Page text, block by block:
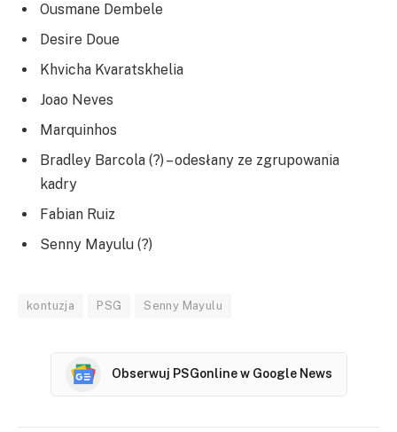
Ousmane Dembele
Desire Doue
Khvicha Kvaratskhelia
Joao Neves
Marquinhos
Bradley Barcola (?) – odesłany ze zgrupowania
kadry
Fabian Ruiz
Senny Mayulu (?)
kontuzja PSG Senny Mayulu
Obserwuj PSGonline w Google News